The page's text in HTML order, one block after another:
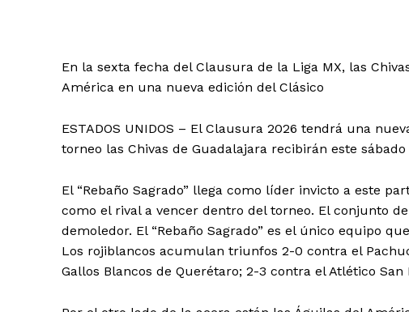
En la sexta fecha del Clausura de la Liga MX, las
América en una nueva edición del Clásico
ESTADOS UNIDOS – El Clausura 2026 tendrá una
torneo las Chivas de Guadalajara recibirán este
El “Rebaño Sagrado” llega como líder invicto a este
como el rival a vencer dentro del torneo. El conjunto
demoledor. El “Rebaño Sagrado” es el único equipo
Los rojiblancos acumulan triunfos 2-0 contra el
Gallos Blancos de Querétaro; 2-3 contra el Atlético